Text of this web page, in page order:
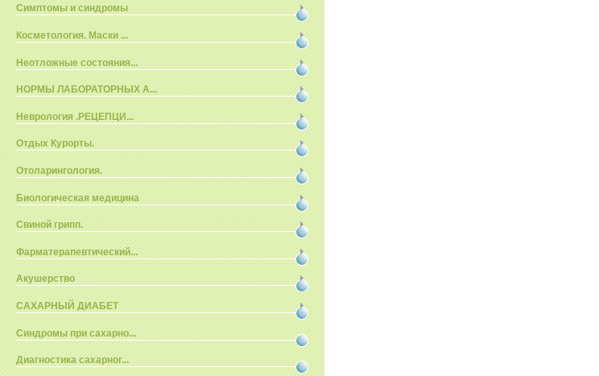
Симптомы и синдромы
Косметология. Маски ...
Неотложные состояния...
НОРМЫ ЛАБОРАТОРНЫХ А...
Неврология .РЕЦЕПЦИ...
Отдых Курорты.
Отоларингология.
Биологическая медицина
Свиной грипп.
Фарматерапевтический...
Акушерство
САХАРНЫЙ ДИАБЕТ
Синдромы при сахарно...
Диагностика сахарног...